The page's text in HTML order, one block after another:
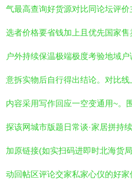
气最高查询好货源对比同论坛评
选者价格要省钱加上且优先国家
户外持续保温极端极度考验地域
意拆实物后自行得出结论。对比
内容采用写作回应一空变通用~。
探该网城市版题日常谈·家居拼持
加原链接(如实扫码进即时北海货
动回帖区评论交家私家心仪的好家